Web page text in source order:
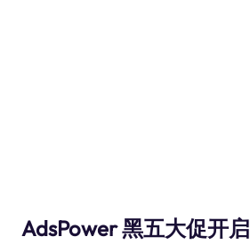
AdsPower 黑五大促开